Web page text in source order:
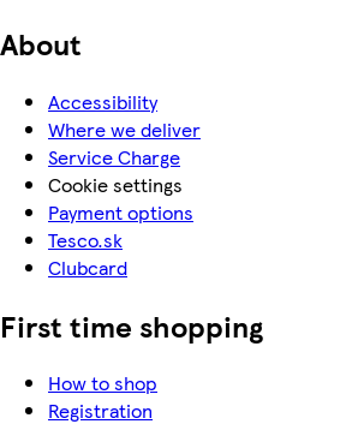
About
Accessibility
Where we deliver
Service Charge
Cookie settings
Payment options
Tesco.sk
Clubcard
First time shopping
How to shop
Registration